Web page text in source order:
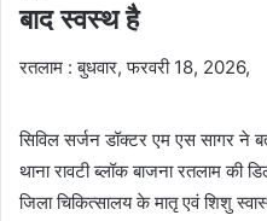
बाद स्वस्थ है
रतलाम : बुधवार, फरवरी 18, 2026,
सिविल सर्जन डॉक्टर एम एस सागर ने
थाना रावटी ब्लॉक बाजना रतलाम की
जिला चिकित्सालय के मातृ एवं शिशु